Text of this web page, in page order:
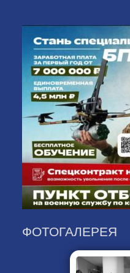
ФОТОГАЛЕРЕЯ